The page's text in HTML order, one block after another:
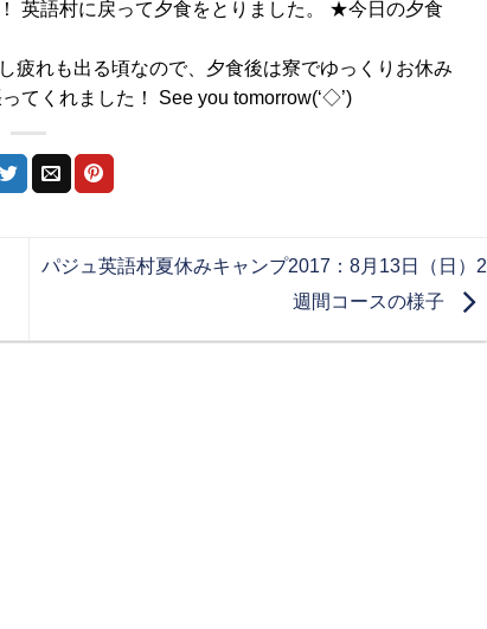
英語村に戻って夕食をとりました。 ★今日の夕食
疲れも出る頃なので、夕食後は寮でゆっくりお休み
てくれました！ See you tomorrow(‘◇’)ゞ
パジュ英語村夏休みキャンプ2017：8月13日（日）2
週間コースの様子